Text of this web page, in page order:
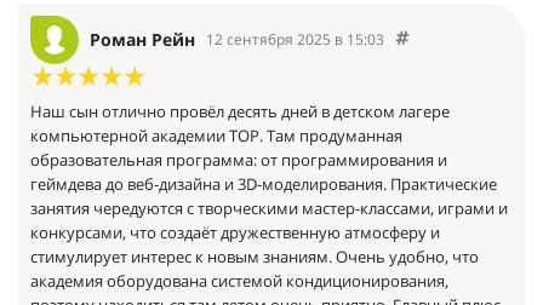
преподаватели - настоящие практики, которые любят свое
дело и умеют заинтересовать детей. Сын нашел новых друзей,
и они вместе работали над большим проектом сезона -
создавали 3D-город. Презентация этого города была просто
невероятной!
Роман Рейн 12 сентября 2025 в 15:03
Наш сын отлично провёл десять дней в детском лагере
компьютерной академии TOP. Там продуманная
образовательная программа: от программирования и
геймдева до веб-дизайна и 3D-моделирования. Практические
занятия чередуются с творческими мастер-классами, играми и
конкурсами, что создаёт дружественную атмосферу и
стимулирует интерес к новым знаниям. Очень удобно, что
академия оборудована системой кондиционирования,